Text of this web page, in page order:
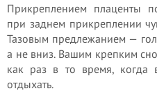
Прикреплением плаценты
при заднем прикреплении
Тазовым предлежанием —
а не вниз. Вашим крепким
как раз в то время, когда
отдыхать.